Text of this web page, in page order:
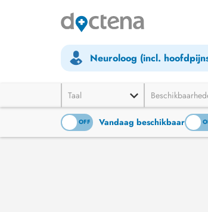
Neuroloog (incl.
Taal
OFF Vandaag beschikbaar
ON